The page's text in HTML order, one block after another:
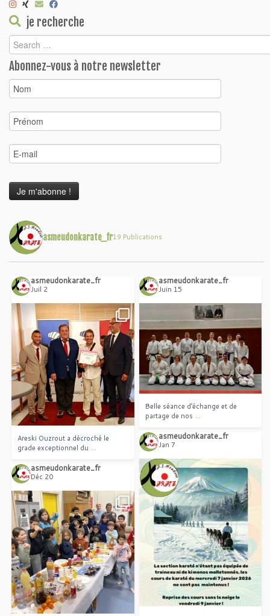
je recherche
Abonnez-vous à notre newsletter
asmeudonkarate_fr19 Publications
asmeudonkarate_fr
Juil 2
Areski Ouzrout a décroché le
grade exceptionnel du
Areski Ouzrout a décroché le
grade exceptionnel du ...
asmeudonkarate_fr
Juin 15
Belle séance d’échange et de
partage de nos
...
Belle séance d’échange et de
partage de nos ...
asmeudonkarate_fr
Jan 7
Les cours de karaté ne seront pas
assurés le 7
...
asmeudonkarate_fr
Déc 20
Gouter et diner de fin d`année
avec les enfants et
...